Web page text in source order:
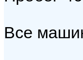
Все